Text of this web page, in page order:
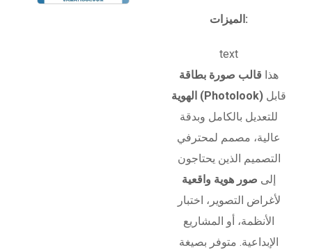
الميزات:
text
هذا قالب صورة بطاقة
الهوية (Photolook)
للتعديل بالكامل وبدقة
عالية، مصمم لمحترفي
التصميم الذين يحتاجون
إلى صور هوية واقعية
لأغراض التصوير، اختبار
الأنظمة، أو المشاريع
الإبداعية. متوفر بصيغة